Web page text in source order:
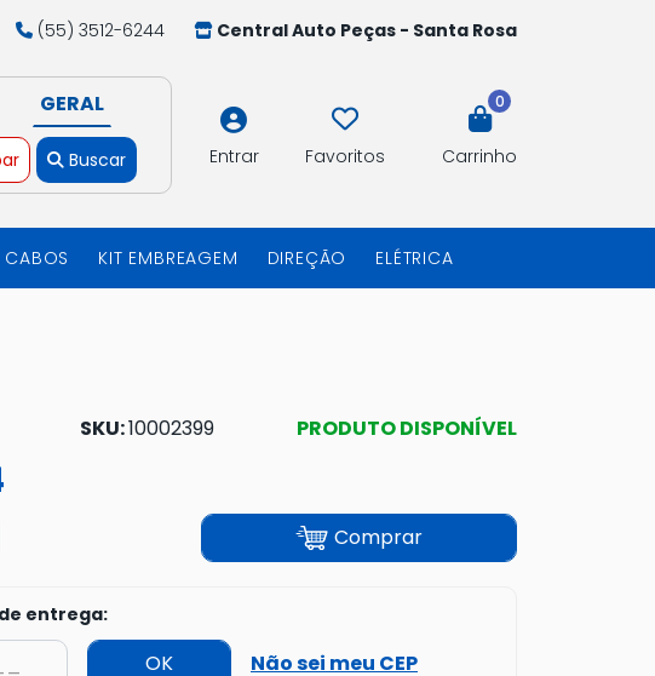
(55) 3512-6244
Central Auto Peças - Santa Rosa
GERAL
Buscar Entrar Favoritos
0
Carrinho
CABOS KIT EMBREAGEM DIREÇÃO ELÉTRICA
SKU:10002399 PRODUTO DISPONÍVEL
Comprar
entrega:
OK Não sei meu CEP